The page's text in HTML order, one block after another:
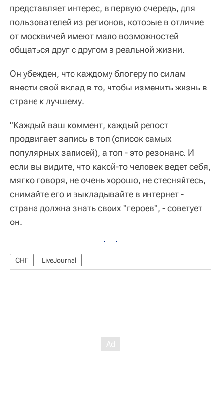
представляет интерес, в первую очередь, для
пользователей из регионов, которые в отличие
от москвичей имеют мало возможностей
общаться друг с другом в реальной жизни.
Он убежден, что каждому блогеру по силам
внести свой вклад в то, чтобы изменить жизнь в
стране к лучшему.
"Каждый ваш коммент, каждый репост
продвигает запись в топ (список самых
популярных записей), а топ - это резонанс. И
если вы видите, что какой-то человек ведет себя,
мягко говоря, не очень хорошо, не стесняйтесь,
снимайте его и выкладывайте в интернет -
страна должна знать своих "героев", - советует
он.
СНГ LiveJournal